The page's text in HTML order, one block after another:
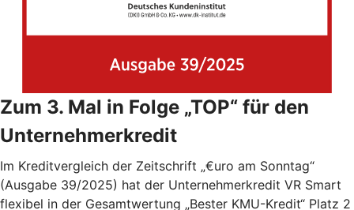
Zum 3. Mal in Folge „TOP“ für den
Unternehmerkredit
Im Kreditvergleich der Zeitschrift „€uro am Sonntag“
(Ausgabe 39/2025) hat der Unternehmerkredit VR Smart
flexibel in der Gesamtwertung „Bester KMU-Kredit“ Platz 2